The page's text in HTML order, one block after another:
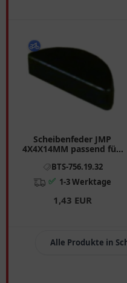
Scheibenfeder JMP
4X4X14MM passend für:
Peugeot ST, 103
BTS-756.19.32
✅ 1-3 Werktage
1,43 EUR
Alle Produkte in